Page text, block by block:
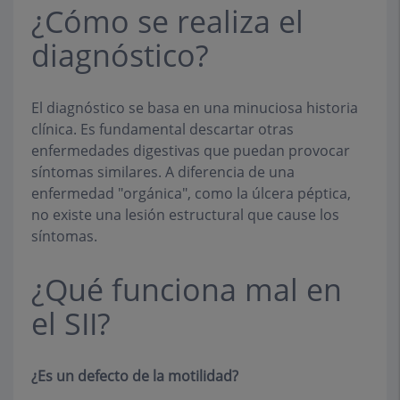
¿Cómo se realiza el
diagnóstico?
El diagnóstico se basa en una minuciosa historia
clínica. Es fundamental descartar otras
enfermedades digestivas que puedan provocar
síntomas similares. A diferencia de una
enfermedad "orgánica", como la úlcera péptica,
no existe una lesión estructural que cause los
síntomas.
¿Qué funciona mal en
el SII?
¿Es un defecto de la motilidad?